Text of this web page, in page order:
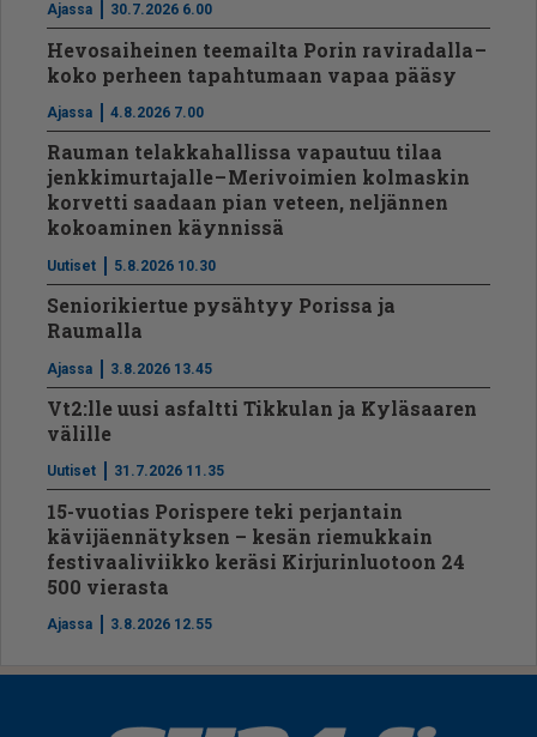
Ajassa 30.7.2026 6.00
Hevosaiheinen teemailta Porin raviradalla –
koko perheen tapahtumaan vapaa pääsy
Ajassa 4.8.2026 7.00
Rauman telakkahallissa vapautuu tilaa
jenkkimurtajalle – Merivoimien kolmaskin
korvetti saadaan pian veteen, neljännen
kokoaminen käynnissä
Uutiset 5.8.2026 10.30
Seniorikiertue pysähtyy Porissa ja
Raumalla
Ajassa 3.8.2026 13.45
Vt2:lle uusi asfaltti Tikkulan ja Kyläsaaren
välille
Uutiset 31.7.2026 11.35
15-vuotias Porispere teki perjantain
kävijäennätyksen – kesän riemukkain
festivaaliviikko keräsi Kirjurinluotoon 24
500 vierasta
Ajassa 3.8.2026 12.55